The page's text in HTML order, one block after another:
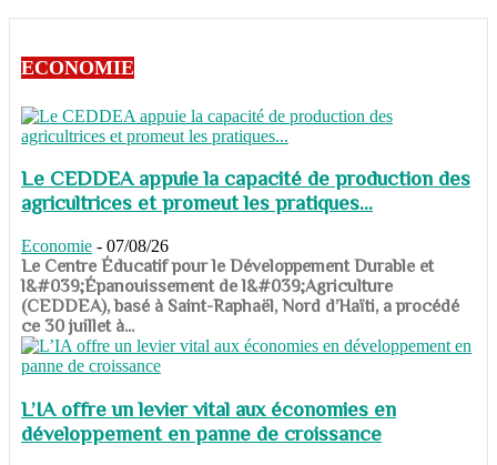
ECONOMIE
Le CEDDEA appuie la capacité de production des
agricultrices et promeut les pratiques...
Economie - 07/08/26
​​​​​​​Le Centre Éducatif pour le Développement Durable et
l&#039;Épanouissement de l&#039;Agriculture
(CEDDEA), basé à Saint-Raphaël, Nord d’Haïti, a procédé
ce 30 juillet à...
L’IA offre un levier vital aux économies en
développement en panne de croissance